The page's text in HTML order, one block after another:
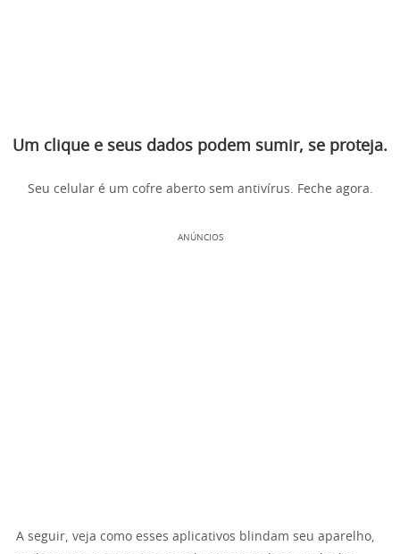
Um clique e seus dados podem sumir, se proteja.
Seu celular é um cofre aberto sem antivírus. Feche agora.
ANÚNCIOS
A seguir, veja como esses aplicativos blindam seu aparelho,